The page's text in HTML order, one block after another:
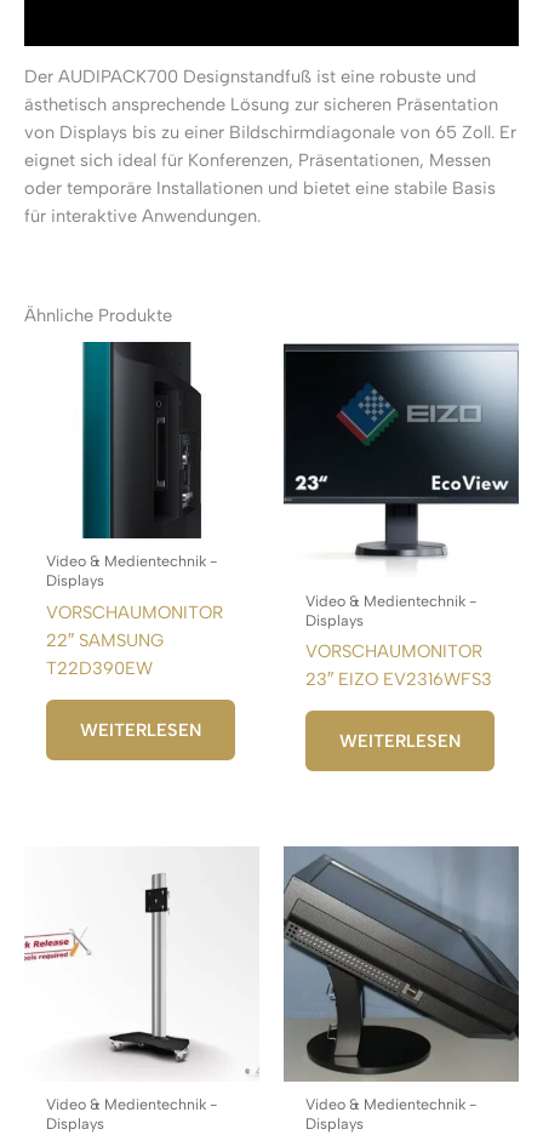
Der AUDIPACK700 Designstandfuß ist eine robuste und
ästhetisch ansprechende Lösung zur sicheren Präsentation
von Displays bis zu einer Bildschirmdiagonale von 65 Zoll. Er
eignet sich ideal für Konferenzen, Präsentationen, Messen
oder temporäre Installationen und bietet eine stabile Basis
für interaktive Anwendungen.
Ähnliche Produkte
Video & Medientechnik -
Displays
VORSCHAUMONITOR
22″ SAMSUNG
T22D390EW
WEITERLESEN
Video & Medientechnik -
Displays
VORSCHAUMONITOR
23″ EIZO EV2316WFS3
WEITERLESEN
Video & Medientechnik -
Displays
Video & Medientechnik -
Displays